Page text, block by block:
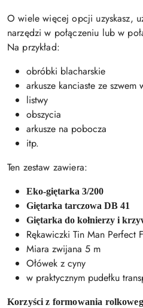
O wiele więcej opcji uzyskasz,
narzędzi w połączeniu lub w
Na przykład:
obróbki blacharskie
arkusze kanciaste ze szwem
listwy
obszycia
arkusze na pobocza
itp.
Ten zestaw zawiera:
Eko-giętarka 3/200
Giętarka tarczowa DB 41
Giętarka do kołnierzy i
Rękawiczki Tin Man Perfect
Miara zwijana 5 m
Ołówek z cyny
w praktycznym pudełku
Korzyści z formowania